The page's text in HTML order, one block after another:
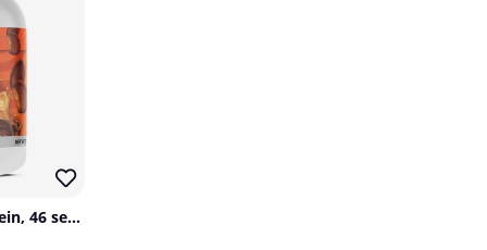
Cellucor C4 Whey Protein, 46 serv.